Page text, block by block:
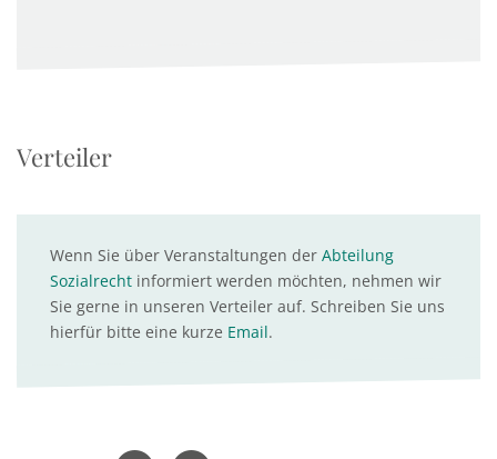
Verteiler
Wenn Sie über Veranstaltungen der Abteilung
Sozialrecht informiert werden möchten, nehmen wir
Sie gerne in unseren Verteiler auf. Schreiben Sie uns
hierfür bitte eine kurze Email.